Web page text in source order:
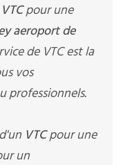
VTCpour une
aeroport de
de VTC est la
vos
professionnels.
VTCpour une
un